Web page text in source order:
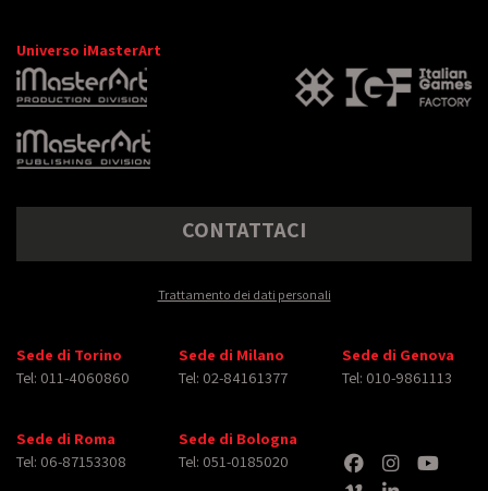
Universo iMasterArt
CONTATTACI
Trattamento dei dati personali
Sede di Torino
Tel: 011-4060860
Sede di Milano
Tel: 02-84161377
Sede di Genova
Tel: 010-9861113
Sede di Roma
Tel: 06-87153308
Sede di Bologna
Tel: 051-0185020